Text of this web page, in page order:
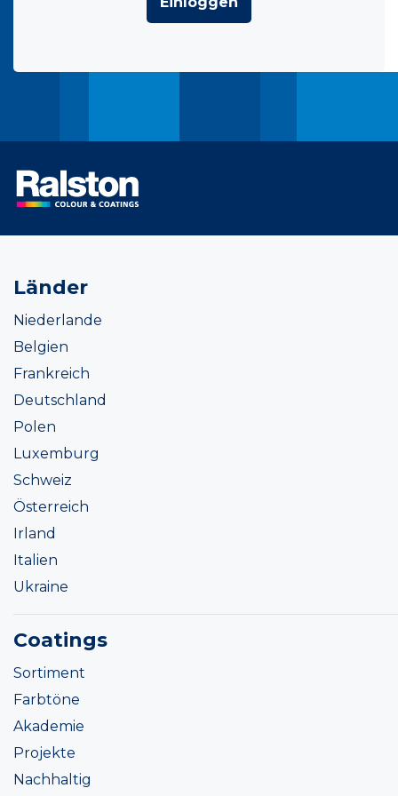
Länder
Niederlande
Belgien
Frankreich
Deutschland
Polen
Luxemburg
Schweiz
Österreich
Irland
Italien
Ukraine
Coatings
Sortiment
Farbtöne
Akademie
Projekte
Nachhaltig